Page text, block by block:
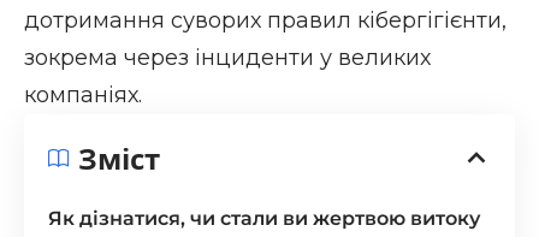
дотримання суворих правил кібергігієнти,
зокрема через інциденти у великих
компаніях.
Зміст
Як дізнатися, чи стали ви жертвою витоку